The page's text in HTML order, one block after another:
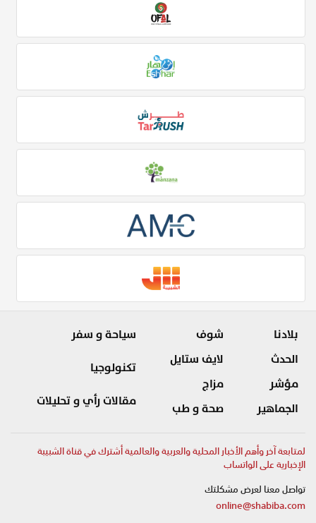
بلادنا
الحدث
مؤشر
الجماهير
شوف
لايف ستايل
مزاج
صحة و طب
سياحة و سفر
تكنولوجيا
مقالات رأي و تحليلات
لمتابعة آخر وأهم الأخبار المحلية والعربية والعالمية أشترك في قناة الشبيبة
الإخبارية على الواتساب
تواصل معنا لعرض مشكلتك
online@shabiba.com